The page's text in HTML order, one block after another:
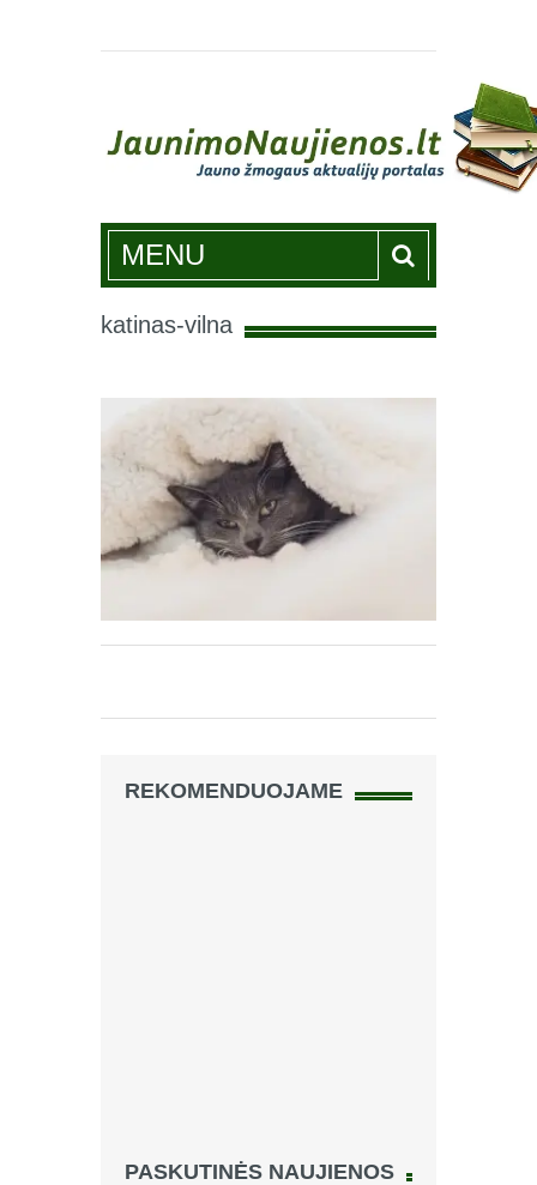
Jaunimonaujienos.lt
MENU
katinas-vilna
REKOMENDUOJAME
PASKUTINĖS NAUJIENOS